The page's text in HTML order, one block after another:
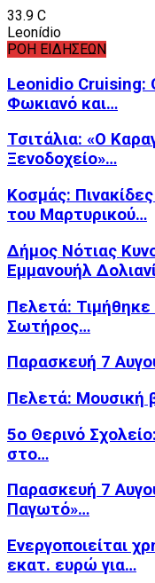
33.9 C
Leonídio
ΡΟΗ ΕΙΔΗΣΕΩΝ
Leonidio Cruising:
Φωκιανό και…
Τσιτάλια: «Ο
Ξενοδοχείο»…
Κοσμάς:
του Μαρτυρικού…
Δήμος Νότιας
Εμμανουήλ
Πελετά:
Σωτήρος…
Παρασκευή 7
Πελετά: Μουσική
5ο Θερινό
στο…
Παρασκευή 7
Παγωτό»…
Ενεργοποιείται
εκατ. ευρώ για…